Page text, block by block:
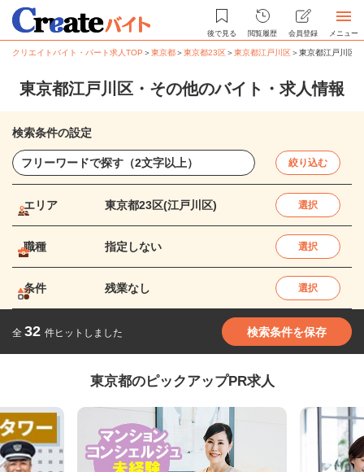
後で見る 閲覧履歴 会員登録 メニュー
クリエイトバイト・パート求人TOP ＞東京都＞東京都23区＞東京都江戸川区＞東京都江戸川区
東京都江戸川区・その他のバイト・求人情報
検索条件の設定
絞り込む
エリア 東京都23区(江戸川区) 選択
職種 指定しない 選択
条件 残業なし 選択
全 32 件ヒットしました 検索条件を保存
東京都のピックアップPR求人